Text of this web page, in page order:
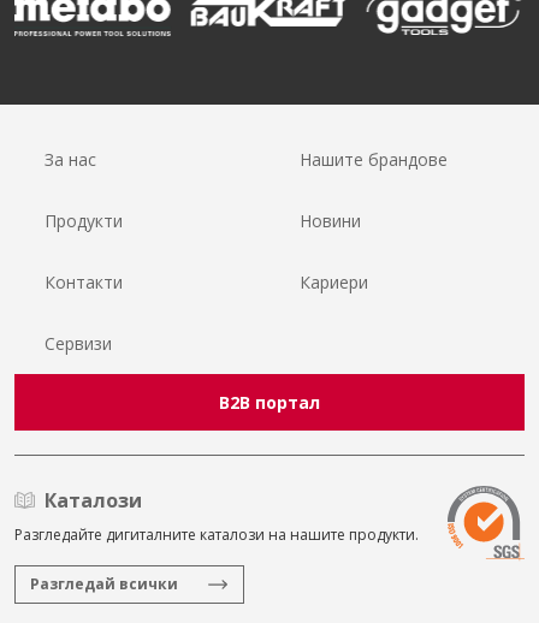
За нас Нашите брандове
Продукти Новини
Контакти Кариери
Сервизи
B2B портал
Каталози
Разгледайте дигиталните каталози на нашите продукти.
Разгледай всички